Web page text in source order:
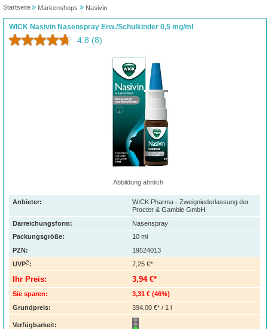
Startseite Markenshops Nasivin
WICK Nasivin Nasenspray Erw./Schulkinder 0,5 mg/ml
4.8 (8)
Abbildung ähnlich
Anbieter:
WICK Pharma - Zweigniederlassung der
Procter & Gamble GmbH
Darreichungsform:
Nasenspray
Packungsgröße:
10 ml
PZN:
19524013
UVP2: 7,25 €*
Ihr Preis: 3,94 €*
Sie sparen: 3,31 € (46%)
Grundpreis:
394,00 €* / 1 l
Verfügbarkeit: